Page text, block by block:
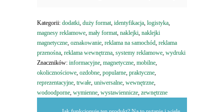
Kategorii: dodatki, duży format, identyfikacja, logistyka,
magnesy reklamowe, mały format, naklejki, naklejki
magnetyczne, oznakowanie, reklama na samochód, reklama
przenośna, reklama wewnętrzna, systemy reklamowe, wydruki
Znaczników: informacyjne, magnetyczne, mobilne,
okolicznościowe, ozdobne, popularne, praktyczne,
reprezentacyjne, trwałe, uniwersalne, wewnętrzne,
wodoodporne, wymienne, wystawiennicze, zewnętrzne